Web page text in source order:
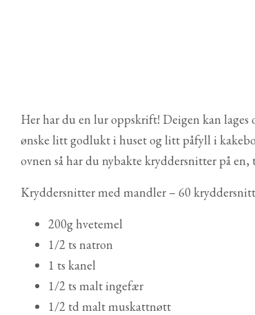
Her har du en lur oppskrift! Deigen kan
ønske litt godlukt i huset og litt påfyll i
ovnen så har du nybakte kryddersnitter på en,
Kryddersnitter med mandler – 60
200g hvetemel
1/2 ts natron
1 ts kanel
1/2 ts malt ingefær
1/2 td malt muskattnøtt